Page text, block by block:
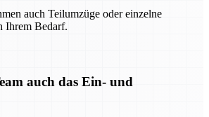
auch Teilumzüge oder einzelne
Ihrem Bedarf.
auch das Ein- und